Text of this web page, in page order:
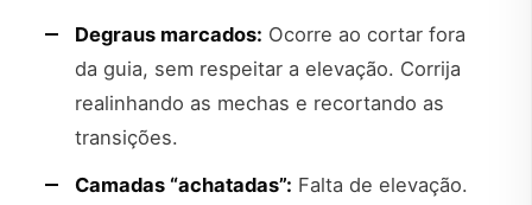
Degraus marcados: Ocorre ao cortar fora
da guia, sem respeitar a elevação. Corrija
realinhando as mechas e recortando as
transições.
Camadas “achatadas”: Falta de elevação.